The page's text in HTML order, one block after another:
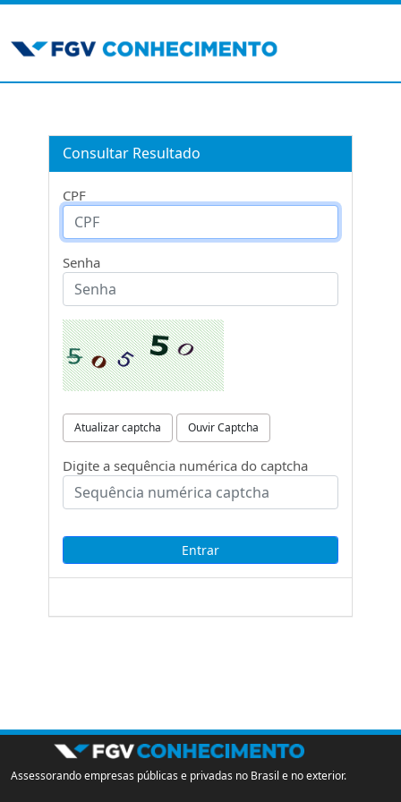
Consultar Resultado
CPF
Senha
Atualizar captcha Ouvir Captcha
Digite a sequência numérica do captcha
Assessorando empresas públicas e privadas no Brasil e no exterior.